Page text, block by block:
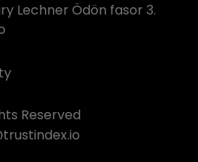
Lechner Ödön fasor 3.
Reserved